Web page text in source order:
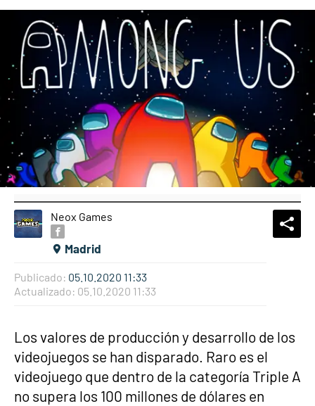
Neox Games
Madrid
Publicado: 05.10.2020 11:33
Actualizado: 05.10.2020 11:33
Los valores de producción y desarrollo de los
videojuegos se han disparado. Raro es el
videojuego que dentro de la categoría Triple A
no supera los 100 millones de dólares en